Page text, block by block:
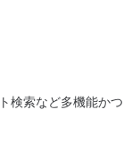
検索など多機能かつ